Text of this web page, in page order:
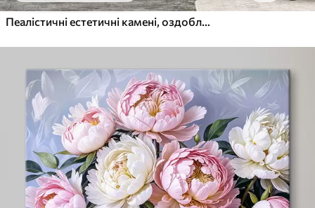
Пеалістичні естетичні камені, оздоблення будинку, природне освітлення